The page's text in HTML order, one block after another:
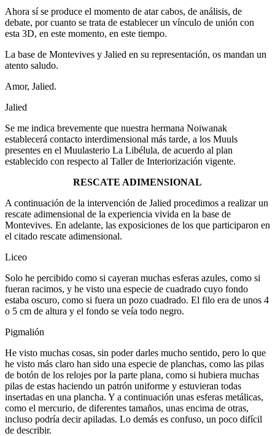
Ahora sí se produce el momento de atar cabos, de análisis, de
debate, por cuanto se trata de establecer un vínculo de unión con
esta 3D, en este momento, en este tiempo.
La base de Montevives y Jalied en su representación, os mandan un
atento saludo.
Amor, Jalied.
Jalied
Se me indica brevemente que nuestra hermana Noiwanak
establecerá contacto interdimensional más tarde, a los Muuls
presentes en el Muulasterio La Libélula, de acuerdo al plan
establecido con respecto al Taller de Interiorización vigente.
RESCATE ADIMENSIONAL
A continuación de la intervención de Jalied procedimos a realizar un
rescate adimensional de la experiencia vivida en la base de
Montevives. En adelante, las exposiciones de los que participaron en
el citado rescate adimensional.
Liceo
Solo he percibido como si cayeran muchas esferas azules, como si
fueran racimos, y he visto una especie de cuadrado cuyo fondo
estaba oscuro, como si fuera un pozo cuadrado. El filo era de unos 4
o 5 cm de altura y el fondo se veía todo negro.
Pigmalión
He visto muchas cosas, sin poder darles mucho sentido, pero lo que
he visto más claro han sido una especie de planchas, como las pilas
de botón de los relojes por la parte plana, como si hubiera muchas
pilas de estas haciendo un patrón uniforme y estuvieran todas
insertadas en una plancha. Y a continuación unas esferas metálicas,
como el mercurio, de diferentes tamaños, unas encima de otras,
incluso podría decir apiladas. Lo demás es confuso, un poco difícil
de describir.